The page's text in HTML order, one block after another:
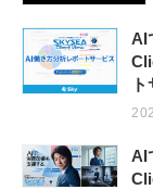
AI
AI